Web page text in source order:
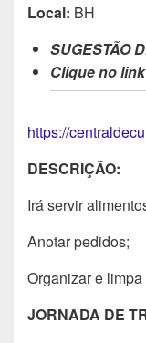
Local: BH
SUGESTÃO
Clique no
https://
DESCRIÇÃO:
Irá servir
Anotar pedidos;
Organizar e
JORNADA DE